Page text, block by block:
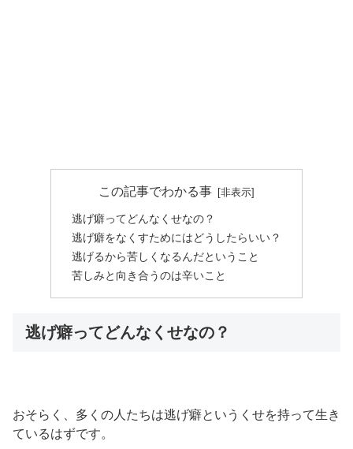
この記事でわかる事
逃げ癖ってどんなくせなの？
逃げ癖をなくすためにはどうしたらいい？
逃げるから苦しくなるんだということ
苦しみと向き合うのは辛いこと
逃げ癖ってどんなくせなの？
おそらく、多くの人たちは逃げ癖というくせを持って生き
ているはずです。